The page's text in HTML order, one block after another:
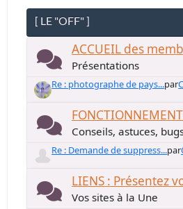
[ LE "OFF" ]
ACCUEIL des
Présentations
Re : photographe de pays...par
Conseils, astuces,
Re : Demande de suppress...par
LIENS : Présentez
Vos sites à la Une